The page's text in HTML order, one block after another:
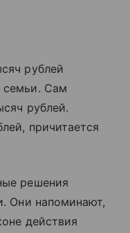
рублей
семьи. Сам
рублей.
причитается
решения
Они напоминают,
действия